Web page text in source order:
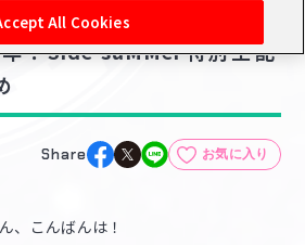
シリアルコード・
あいことば
お気に入り
ドルマスター SideM 梅雨
！Side suMMer特別生配
Share お気に入り
、こんばんは！
All Cookies